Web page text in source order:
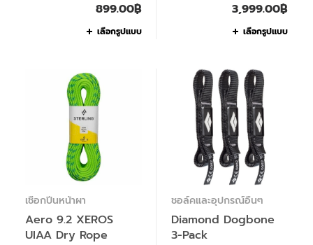
899.00฿
เลือกรูปแบบ
3,999.00฿
เลือกรูปแบบ
เชือกปีนหน้าผา
Aero 9.2 XEROS
UIAA Dry Rope
ชอล์คและอุปกรณ์อื่นๆ
Diamond Dogbone
3-Pack